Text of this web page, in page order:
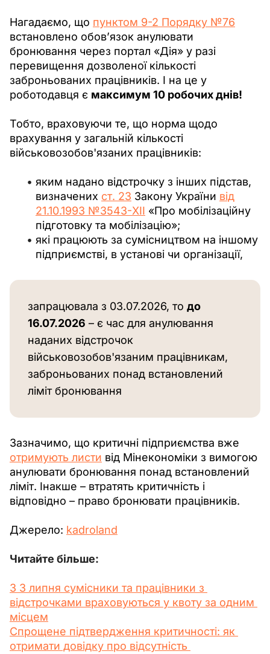
Нагадаємо, що пунктом 9-2 Порядку №76
встановлено обов’язок анулювати
бронювання через портал «Дія» у разі
перевищення дозволеної кількості
заброньованих працівників. І на це у
роботодавця є максимум 10 робочих днів!
Тобто, враховуючи те, що норма щодо
врахування у загальній кількості
військовозобов'язаних працівників:
яким надано відстрочку з інших підстав,
визначених ст. 23 Закону України від
21.10.1993 №3543-XII «Про мобілізаційну
підготовку та мобілізацію»;
які працюють за сумісництвом на іншому
підприємстві, в установі чи організації,
запрацювала з 03.07.2026, то до
16.07.2026 – є час для анулювання
наданих відстрочок
військовозобов'язаним працівникам,
заброньованих понад встановлений
ліміт бронювання
Зазначимо, що критичні підприємства вже
отримують листи від Мінекономіки з вимогою
анулювати бронювання понад встановлений
ліміт. Інакше – втратять критичність і
відповідно – право бронювати працівників.
Джерело: kadroland
Читайте більше:
З 3 липня сумісники та працівники з
відстрочками враховуються у квоту за одним
місцем
Спрощене підтвердження критичності: як
отримати довідку про відсутність